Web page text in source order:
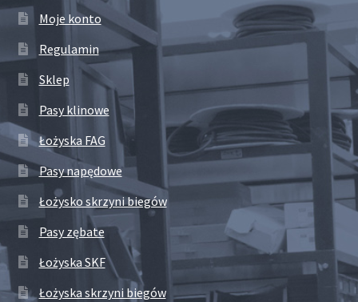
Moje konto
Regulamin
Sklep
Pasy klinowe
Łożyska FAG
Pasy napędowe
Łożysko skrzyni biegów
Pasy zębate
Łożyska SKF
Łożyska skrzyni biegów